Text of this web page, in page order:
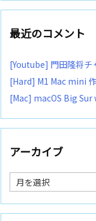
最近のコメント
[Youtube] 門田隆将チ
[Hard] M1 Mac mini
[Mac] macOS Big Sur
アーカイブ
ア
ー
カ
イ